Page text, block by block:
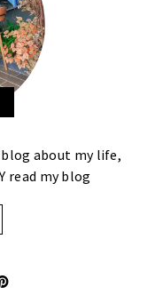
about my life,
read my blog